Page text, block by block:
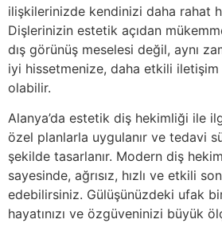
ilişkilerinizde kendinizi daha rahat
Dişlerinizin estetik açıdan
dış görünüş meselesi değil, aynı
iyi hissetmenize, daha etkili iletişim
olabilir.
Alanya’da estetik diş hekimliği ile
özel planlarla uygulanır ve tedavi
şekilde tasarlanır. Modern diş
sayesinde, ağrısız, hızlı ve etkili
edebilirsiniz. Gülüşünüzdeki ufak
hayatınızı ve özgüveninizi büyük